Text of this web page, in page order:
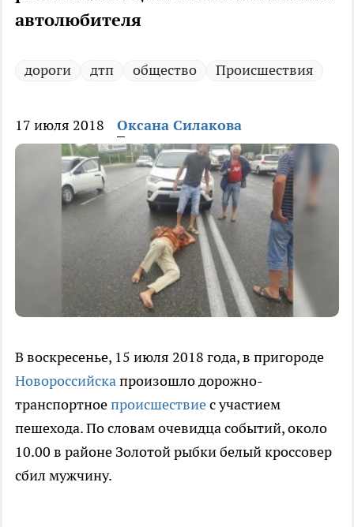
автолюбителя
дороги дтп общество Происшествия
17 июля 2018 Оксана Силакова
В воскресенье, 15 июля 2018 года, в пригороде
Новороссийскапроизошло дорожно-
транспортноепроисшествиес участием
пешехода. По словам очевидца событий, около
10.00 в районе Золотой рыбки белый кроссовер
сбил мужчину.